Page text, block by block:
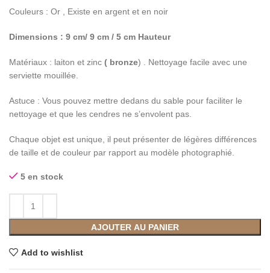
Couleurs : Or , Existe en argent et en noir
Dimensions : 9 cm/ 9 cm / 5 cm Hauteur
Matériaux : laiton et zinc ( bronze) . Nettoyage facile avec une
serviette mouillée.
Astuce : Vous pouvez mettre dedans du sable pour faciliter le
nettoyage et que les cendres ne s’envolent pas.
Chaque objet est unique, il peut présenter de légères différences
de taille et de couleur par rapport au modèle photographié.
5 en stock
AJOUTER AU PANIER
Add to wishlist